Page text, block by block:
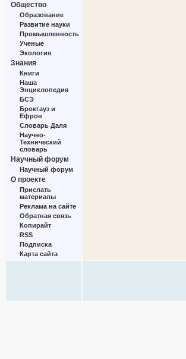
Общество
Образование
Развитие науки
Промышленность
Ученые
Экология
Знания
Книги
Наша
Энциклопедия
БСЭ
Брокгауз и
Ефрон
Словарь Даля
Научно-
Технический
словарь
Научный форум
Научный форум
О проекте
Прислать
материалы
Реклама на сайте
Обратная связь
Копирайт
RSS
Подписка
Карта сайта